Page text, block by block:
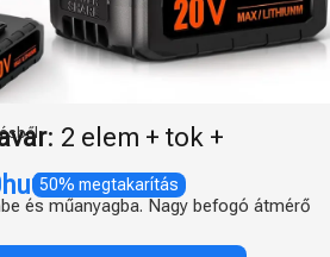
: 2 elem + tok +
50% megtakarítás
és műanyagba. Nagy befogó átmérő